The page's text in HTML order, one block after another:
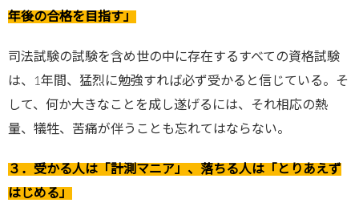
年後の合格を目指す」
司法試験の試験を含め世の中に存在するすべての資格試験
は、1年間、猛烈に勉強すれば必ず受かると信じている。そ
して、何か大きなことを成し遂げるには、それ相応の熱
量、犠牲、苦痛が伴うことも忘れてはならない。
３．受かる人は「計測マニア」、落ちる人は「とりあえず
はじめる」